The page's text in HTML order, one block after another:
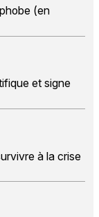
(en
et signe
à la crise